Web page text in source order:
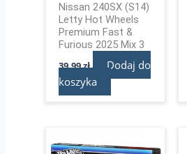
Nissan 240SX (S14)
Letty Hot Wheels
Premium Fast &
Furious 2025 Mix 3
39,99zł
Dodaj do
koszyka